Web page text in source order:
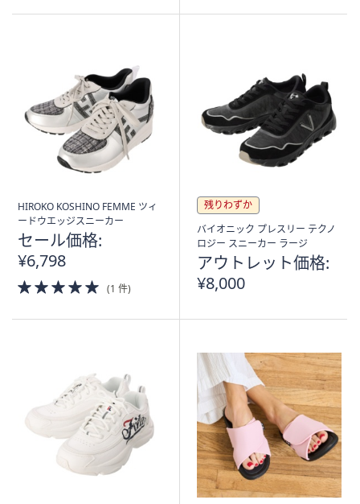
HIROKO KOSHINO FEMME ツィ
ードウエッジスニーカー
セール価格:
¥6,798
5.0
of
(1 件)
残りわずか
バイオニック プレスリー テクノ
ロジー スニーカー ラージ
アウトレット価格:
¥8,000